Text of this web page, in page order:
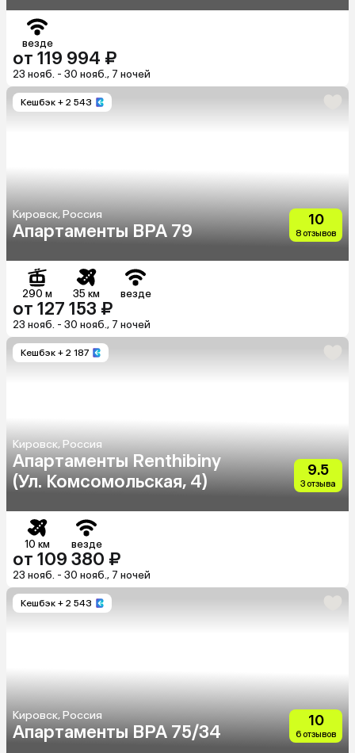
везде
от 119 994 ₽
23 нояб. - 30 нояб., 7 ночей
Кешбэк + 2 543
Кировск, Россия
Апартаменты BPA 79
10
8 отзывов
290 м 35 км везде
от 127 153 ₽
23 нояб. - 30 нояб., 7 ночей
Кешбэк + 2 187
Кировск, Россия
Апартаменты Renthibiny
(Ул. Комсомольская, 4)
9.5
3 отзыва
10 км везде
от 109 380 ₽
23 нояб. - 30 нояб., 7 ночей
Кешбэк + 2 543
Кировск, Россия
Апартаменты BPA 75/34
10
6 отзывов